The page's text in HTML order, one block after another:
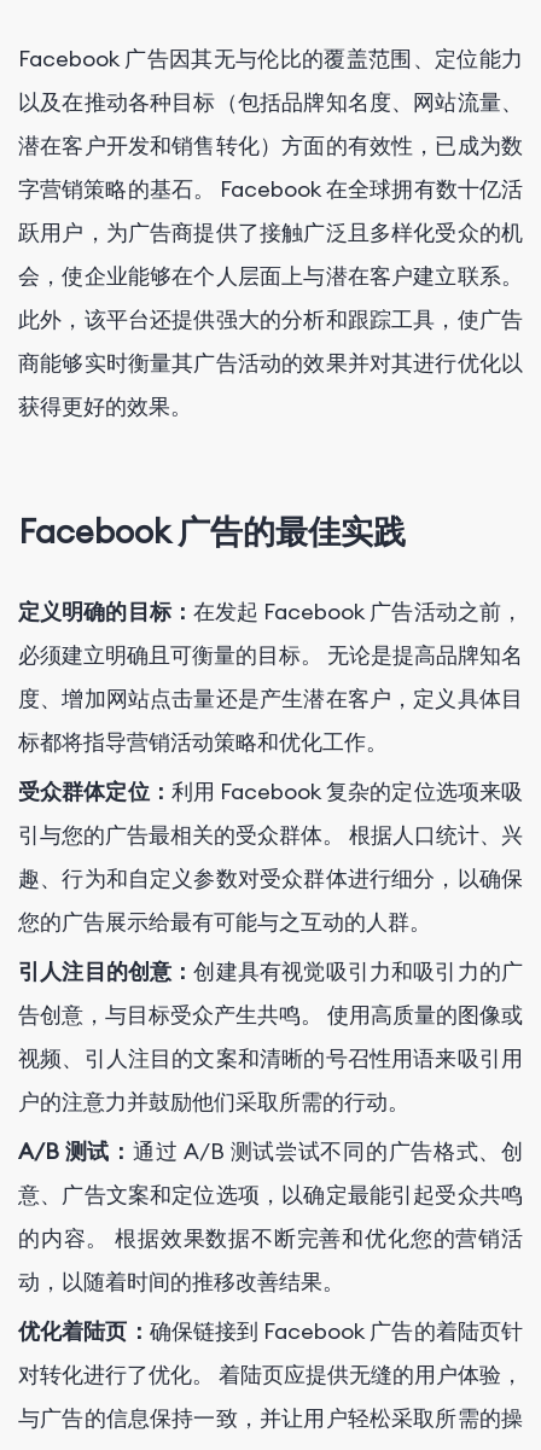
Facebook 广告因其无与伦比的覆盖范围、定位能力
以及在推动各种目标（包括品牌知名度、网站流量、
潜在客户开发和销售转化）方面的有效性，已成为数
字营销策略的基石。 Facebook 在全球拥有数十亿活
跃用户，为广告商提供了接触广泛且多样化受众的机
会，使企业能够在个人层面上与潜在客户建立联系。
此外，该平台还提供强大的分析和跟踪工具，使广告
商能够实时衡量其广告活动的效果并对其进行优化以
获得更好的效果。
Facebook 广告的最佳实践
定义明确的目标： 在发起 Facebook 广告活动之前，
必须建立明确且可衡量的目标。 无论是提高品牌知名
度、增加网站点击量还是产生潜在客户，定义具体目
标都将指导营销活动策略和优化工作。
受众群体定位： 利用 Facebook 复杂的定位选项来吸
引与您的广告最相关的受众群体。 根据人口统计、兴
趣、行为和自定义参数对受众群体进行细分，以确保
您的广告展示给最有可能与之互动的人群。
引人注目的创意：创建具有视觉吸引力和吸引力的广
告创意，与目标受众产生共鸣。 使用高质量的图像或
视频、引人注目的文案和清晰的号召性用语来吸引用
户的注意力并鼓励他们采取所需的行动。
A/B 测试： 通过 A/B 测试尝试不同的广告格式、创
意、广告文案和定位选项，以确定最能引起受众共鸣
的内容。 根据效果数据不断完善和优化您的营销活
动，以随着时间的推移改善结果。
优化着陆页： 确保链接到 Facebook 广告的着陆页针
对转化进行了优化。 着陆页应提供无缝的用户体验，
与广告的信息保持一致，并让用户轻松采取所需的操